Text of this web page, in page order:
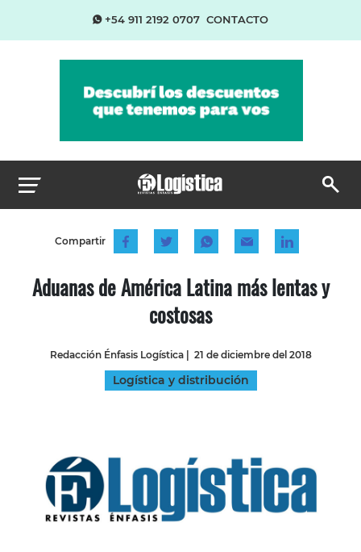
+54 911 2192 0707 CONTACTO
Compartir
Aduanas de América Latina más lentas y
costosas
Redacción Énfasis Logística| 21 de diciembre del 2018
Logística y distribución